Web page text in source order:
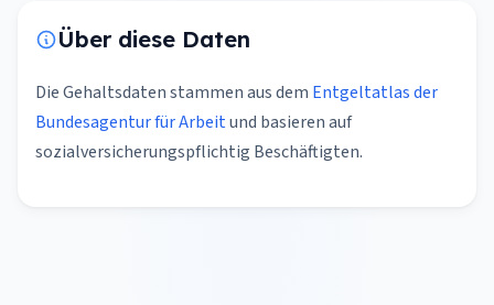
Über diese Daten
Die Gehaltsdaten stammen aus dem Entgeltatlas der
Bundesagentur für Arbeitund basieren auf
sozialversicherungspflichtig Beschäftigten.